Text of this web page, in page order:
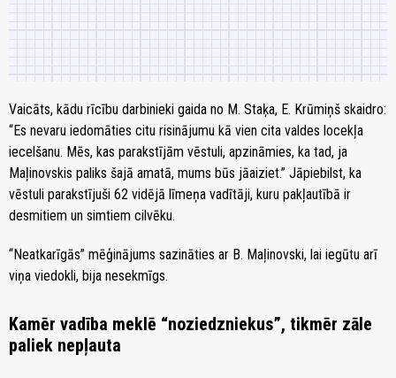
Vaicāts, kādu rīcību darbinieki gaida no M. Staķa, E. Krūmiņš skaidro:
“Es nevaru iedomāties citu risinājumu kā vien cita valdes locekļa
iecelšanu. Mēs, kas parakstījām vēstuli, apzināmies, ka tad, ja
Maļinovskis paliks šajā amatā, mums būs jāaiziet.” Jāpiebilst, ka
vēstuli parakstījuši 62 vidējā līmeņa vadītāji, kuru pakļautībā ir
desmitiem un simtiem cilvēku.
“Neatkarīgās” mēģinājums sazināties ar B. Maļinovski, lai iegūtu arī
viņa viedokli, bija nesekmīgs.
Kamēr vadība meklē “noziedzniekus”, tikmēr zāle
paliek nepļauta